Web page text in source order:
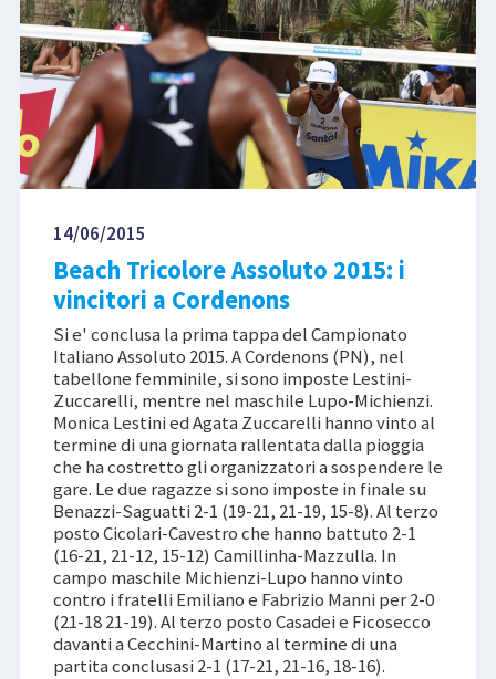
14/06/2015
Beach Tricolore Assoluto 2015: i
vincitori a Cordenons
Si e' conclusa la prima tappa del Campionato
Italiano Assoluto 2015. A Cordenons (PN), nel
tabellone femminile, si sono imposte Lestini-
Zuccarelli, mentre nel maschile Lupo-Michienzi.
Monica Lestini ed Agata Zuccarelli hanno vinto al
termine di una giornata rallentata dalla pioggia
che ha costretto gli organizzatori a sospendere le
gare. Le due ragazze si sono imposte in finale su
Benazzi-Saguatti 2-1 (19-21, 21-19, 15-8). Al terzo
posto Cicolari-Cavestro che hanno battuto 2-1
(16-21, 21-12, 15-12) Camillinha-Mazzulla. In
campo maschile Michienzi-Lupo hanno vinto
contro i fratelli Emiliano e Fabrizio Manni per 2-0
(21-18 21-19). Al terzo posto Casadei e Ficosecco
davanti a Cecchini-Martino al termine di una
partita conclusasi 2-1 (17-21, 21-16, 18-16).